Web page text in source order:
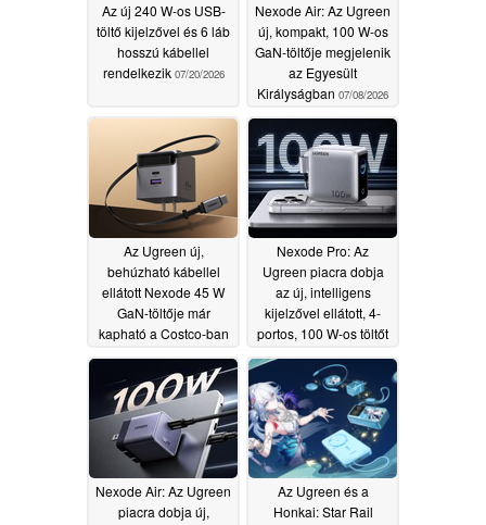
Az új 240 W-os USB-
töltő kijelzővel és 6 láb
hosszú kábellel
rendelkezik 07/20/2026
Nexode Air: Az Ugreen
új, kompakt, 100 W-os
GaN-töltője megjelenik
az Egyesült
Királyságban 07/08/2026
Az Ugreen új,
behúzható kábellel
ellátott Nexode 45 W
GaN-töltője már
kapható a Costco-ban
07/08/2026
Nexode Pro: Az
Ugreen piacra dobja
az új, intelligens
kijelzővel ellátott, 4-
portos, 100 W-os töltőt
07/02/2026
Nexode Air: Az Ugreen
piacra dobja új,
Az Ugreen és a
Honkai: Star Rail